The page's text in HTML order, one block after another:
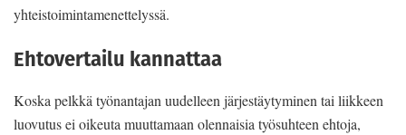
yhteistoimintamenettelyssä.
Ehtovertailu kannattaa
Koska pelkkä työnantajan uudelleen järjestäytyminen tai liikkeen
luovutus ei oikeuta muuttamaan olennaisia työsuhteen ehtoja,